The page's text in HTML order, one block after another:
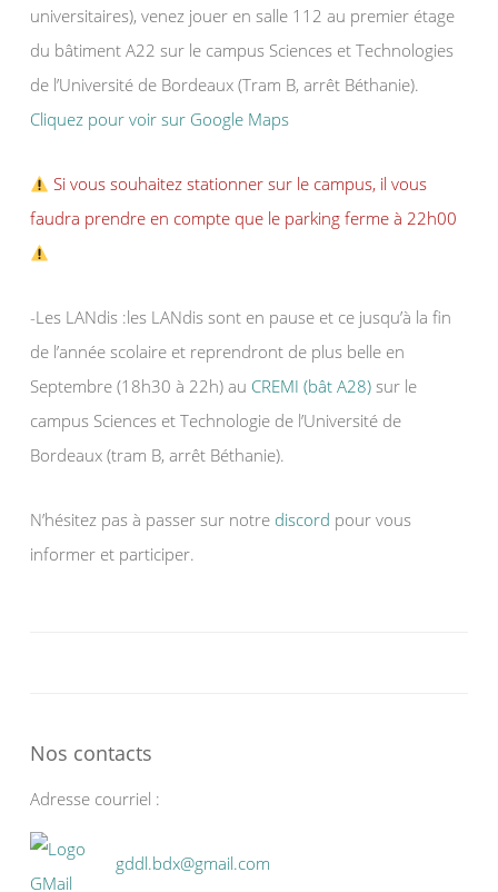
universitaires), venez jouer en salle 112 au premier étage
du bâtiment A22 sur le campus Sciences et Technologies
de l’Université de Bordeaux (Tram B, arrêt Béthanie).
Cliquez pour voir sur Google Maps
Si vous souhaitez stationner sur le campus, il vous
faudra prendre en compte que le parking ferme à 22h00
-Les LANdis :les LANdis sont en pause et ce jusqu’à la fin
de l’année scolaire et reprendront de plus belle en
Septembre (18h30 à 22h) au CREMI (bât A28) sur le
campus Sciences et Technologie de l’Université de
Bordeaux (tram B, arrêt Béthanie).
N’hésitez pas à passer sur notre discord pour vous
informer et participer.
Nos contacts
Adresse courriel :
gddl.bdx@gmail.com